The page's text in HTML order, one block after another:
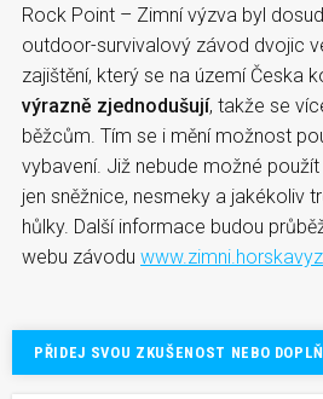
Rock Point – Zimní výzva byl
outdoor-survivalový závod dvojic
zajištění, který se na území Česka
výrazně zjednodušují, takže se
běžcům. Tím se i mění možnost
vybavení. Již nebude možné
jen sněžnice, nesmeky a jakékoliv
hůlky. Další informace budou
webu závodu
PŘIDEJ SVOU ZKUŠENOST NEBO